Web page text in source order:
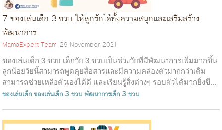
7 ของเล่นเด็ก 3 ขวบ ให้ลูกรักได้ทั้งความสนุกและเสริมสร้าง
พัฒนาการ
MamaExpert Team 29 November 2021
ของเล่นเด็ก 3 ขวบ เด็กวัย 3 ขวบเป็นช่วงวัยที่มีพัฒนาการเพิ่มมากขึ้น
ลูกน้อยวัยนี้สามารถพูดคุยสื่อสารและมีความคล่องตัวมากกว่าเดิม
สามารถช่วยเหลือตัวเองได้ดี และเรียนรู้สิ่งต่างๆ รอบตัวได้มากยิ่งขึ...
ของเล่นเด็กของเล่นเด็ก 3 ขวบพัฒนาการเด็ก 3 ขวบ